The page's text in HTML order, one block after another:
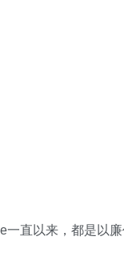
直以来，都是以